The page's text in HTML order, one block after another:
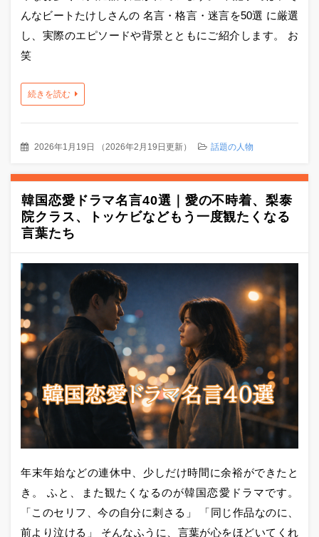
んなビートたけしさんの 名言・格言・迷言を50選 に厳選
し、実際のエピソードや背景とともにご紹介します。 お
笑
続きを読む
2026年1月19日 （ 2026年2月19日更新） 話題の人物
韓国恋愛ドラマ名言40選｜愛の不時着、梨泰
院クラス、トッケビなどもう一度観たくなる
言葉たち
年末年始などの連休中、少しだけ時間に余裕ができたと
き。 ふと、また観たくなるのが韓国恋愛ドラマです。
「このセリフ、今の自分に刺さる」 「同じ作品なのに、
前より泣ける」 そんなふうに、言葉が心をほどいてくれ